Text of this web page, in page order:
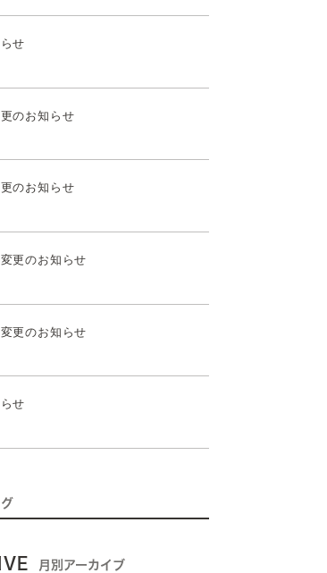
せ
のお知らせ
のお知らせ
更のお知らせ
更のお知らせ
せ
月別アーカイブ